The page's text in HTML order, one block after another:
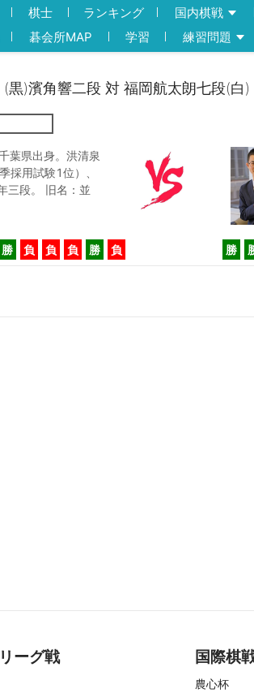
棋士 ランキング 国内棋戦
碁会所MAP 学習 練習問題
)濱角響二段 対 福岡航太朗七段(白)
県出身。洪清泉
採用試験1位）、
三段。 旧名：並
勝 負 負 負 勝 負 勝
ーグ戦 国際棋
農心杯